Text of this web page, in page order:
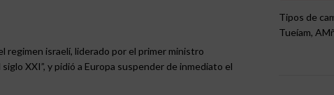
regimen israelí, liderado por el primer ministro
XXI”, y pidió a Europa suspender de inmediato el
Tipos de
Tueíam,